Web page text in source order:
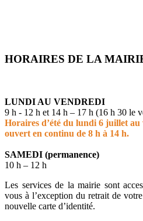
HORAIRES DE LA
LUNDI AU VENDREDI
9 h - 12 h et 14 h – 17 h (16 h 30 le
Horaires d’été du lundi 6 juillet au
ouvert en continu de 8 h à 14 h.
SAMEDI (permanence)
10 h – 12 h
Les services de la mairie sont
vous à l’exception du retrait de
nouvelle carte d’identité.